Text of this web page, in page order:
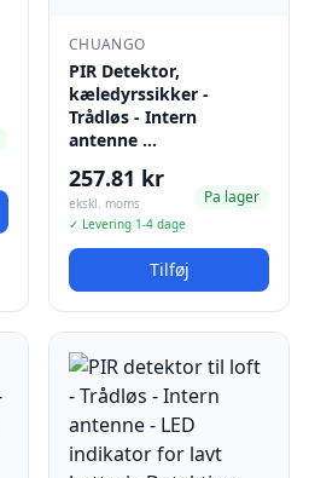
CHUANGO
PIR Detektor,
kæledyrssikker -
Trådløs - Intern
antenne …
257.81 kr
ekskl. moms
✓ Levering 1-4 dage
Pa lager
Tilføj